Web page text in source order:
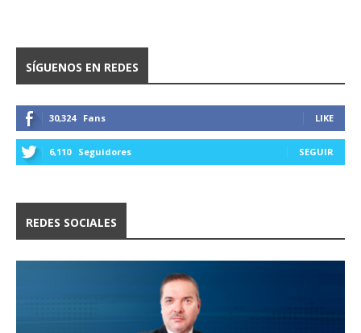
SÍGUENOS EN REDES
30,324 Fans LIKE
6,110 Seguidores SEGUIR
REDES SOCIALES